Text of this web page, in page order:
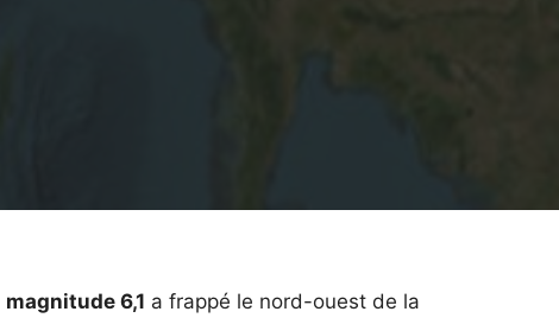
magnitude 6,1 a frappé le nord-ouest de la